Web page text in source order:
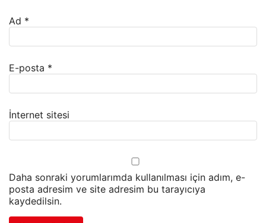
Ad *
E-posta *
İnternet sitesi
Daha sonraki yorumlarımda kullanılması için adım, e-
posta adresim ve site adresim bu tarayıcıya
kaydedilsin.